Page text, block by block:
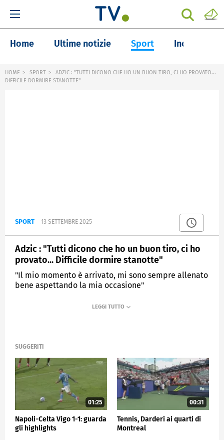
Home Ultime notizie Sport Inchieste
HOME SPORT
ADZIC : "TUTTI DICONO CHE HO UN BUON TIRO, CI HO PROVATO...
DIFFICILE DORMIRE STANOTTE"
SPORT 13 SETTEMBRE 2025
Adzic : "Tutti dicono che ho un buon tiro, ci ho
provato... Difficile dormire stanotte"
"Il mio momento è arrivato, mi sono sempre allenato
bene aspettando la mia occasione"
SPORTMEDIASET
SUGGERITI
01:25
Napoli-Celta Vigo 1-1: guarda
gli highlights
00:31
Tennis, Darderi ai quarti di
Montreal